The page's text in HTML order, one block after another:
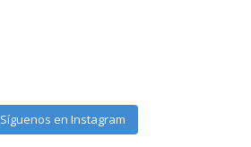
Síguenos en Instagram